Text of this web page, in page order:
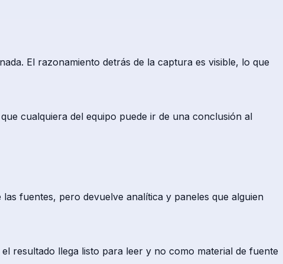
El razonamiento detrás de la captura es visible, lo que
cualquiera del equipo puede ir de una conclusión al
fuentes, pero devuelve analítica y paneles que alguien
resultado llega listo para leer y no como material de fuente